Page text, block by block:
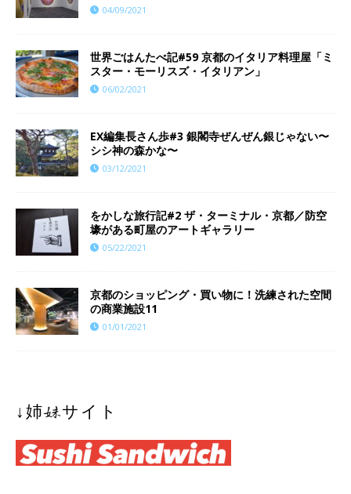
04/09/2021
世界ごはんたべ記#59 京都のイタリア料理屋「ミ
スター・モーリスズ・イタリアン」
06/02/2021
EX編集長さん歩#3 銀閣寺ぜんぜん銀じゃない〜
シシ神の森かな〜
03/12/2021
をかしな旅行記#2 ザ・ターミナル・京都／防空
壕がある町屋のアートギャラリー
05/22/2021
京都のショッピング・買い物に！洗練された空間
の商業施設11
01/01/2021
↓姉妹サイト